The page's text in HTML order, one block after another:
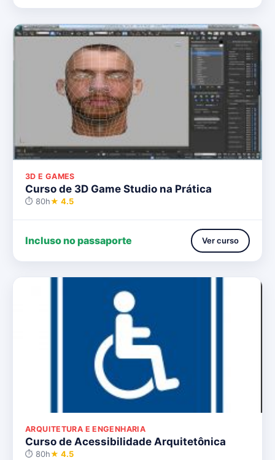
3D E GAMES
Curso de 3D Game Studio na Prática
⏱ 80h★ 4.5
Incluso no passaporte Ver curso
ARQUITETURA E ENGENHARIA
Curso de Acessibilidade Arquitetônica
⏱ 80h★ 4.5